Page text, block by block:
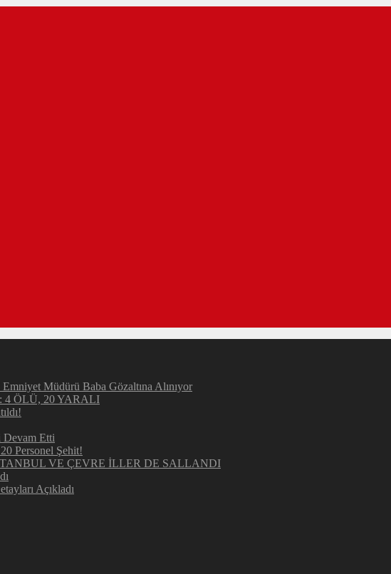
Müdürü Baba Gözaltına Alınıyor
ÖLÜ, 20 YARALI
Devam Etti
Personel Şehit!
VE ÇEVRE İLLER DE SALLANDI
Açıkladı